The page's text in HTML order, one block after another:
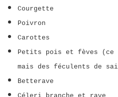
Courgette
Poivron
Carottes
Petits pois et fèves (ce
mais des féculents de
Betterave